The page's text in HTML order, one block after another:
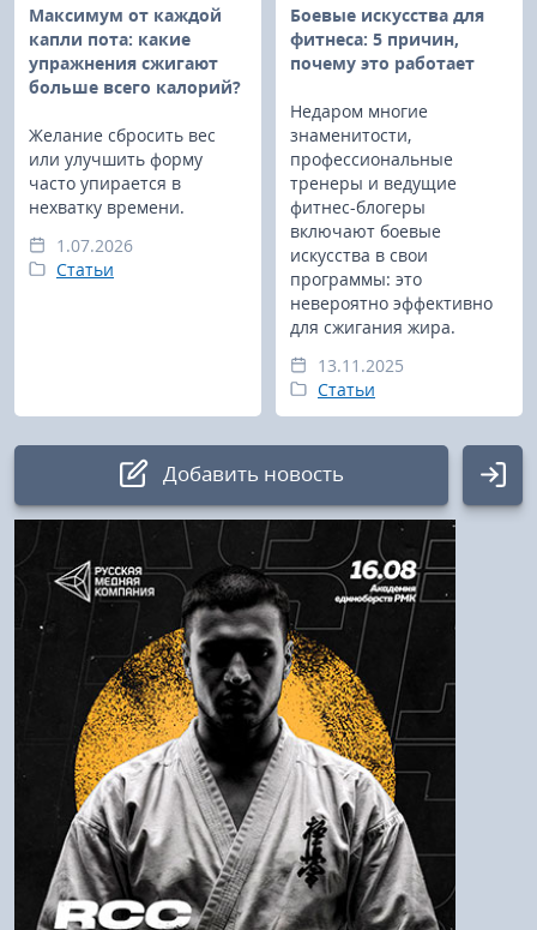
Максимум от каждой
капли пота: какие
упражнения сжигают
больше всего калорий?
Желание сбросить вес
или улучшить форму
часто упирается в
нехватку времени.
1.07.2026
Статьи
Боевые искусства для
фитнеса: 5 причин,
почему это работает
Недаром многие
знаменитости,
профессиональные
тренеры и ведущие
фитнес-блогеры
включают боевые
искусства в свои
программы: это
невероятно эффективно
для сжигания жира.
13.11.2025
Статьи
Добавить новость
Авторизация
Логин:
Пароль
Войти
Напомнить пароль
UFC и MMA
Муай тай